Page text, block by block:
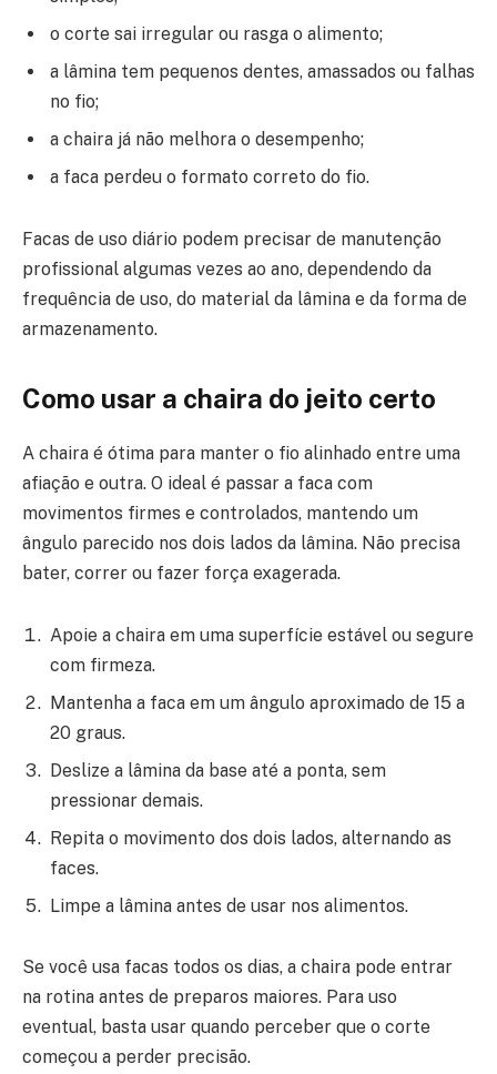
o corte sai irregular ou rasga o alimento;
a lâmina tem pequenos dentes, amassados ou falhas
no fio;
a chaira já não melhora o desempenho;
a faca perdeu o formato correto do fio.
Facas de uso diário podem precisar de manutenção
profissional algumas vezes ao ano, dependendo da
frequência de uso, do material da lâmina e da forma de
armazenamento.
Como usar a chaira do jeito certo
A chaira é ótima para manter o fio alinhado entre uma
afiação e outra. O ideal é passar a faca com
movimentos firmes e controlados, mantendo um
ângulo parecido nos dois lados da lâmina. Não precisa
bater, correr ou fazer força exagerada.
Apoie a chaira em uma superfície estável ou segure
com firmeza.
Mantenha a faca em um ângulo aproximado de 15 a
20 graus.
Deslize a lâmina da base até a ponta, sem
pressionar demais.
Repita o movimento dos dois lados, alternando as
faces.
Limpe a lâmina antes de usar nos alimentos.
Se você usa facas todos os dias, a chaira pode entrar
na rotina antes de preparos maiores. Para uso
eventual, basta usar quando perceber que o corte
começou a perder precisão.